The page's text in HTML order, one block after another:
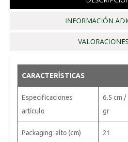
INFORMACIÓN
CARACTERÍSTICAS
Especificaciones
artículo
6.5 cm /
gr
Packaging: alto (cm) 21